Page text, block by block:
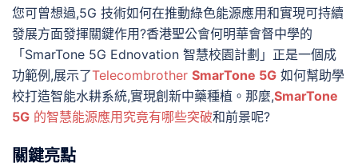
您可曾想過,5G 技術如何在推動綠色能源應用和實現可持續
發展方面發揮關鍵作用?香港聖公會何明華會督中學的
「SmarTone 5G Ednovation 智慧校園計劃」正是一個成
功範例,展示了Telecombrother SmarTone 5G 如何幫助學
校打造智能水耕系統,實現創新中藥種植。那麼,SmarTone
5G 的智慧能源應用究竟有哪些突破和前景呢?
關鍵亮點